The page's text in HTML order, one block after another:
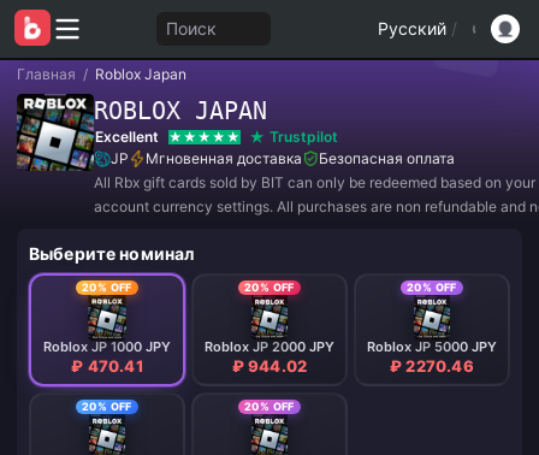
Поиск Русский /
Главная / Roblox Japan
ROBLOX JAPAN
Excellent
Trustpilot
JP
Мгновенная доставка
Безопасная оплата
All Rbx gift cards sold by BIT can only be redeemed based on your
account currency settings. All purchases are non refundable and
Выберите номинал
20% OFF
Roblox JP 1000 JPY
₽ 470.41
20% OFF
Roblox JP 2000 JPY
₽ 944.02
20% OFF
Roblox JP 5000 JPY
₽ 2270.46
20% OFF 20% OFF